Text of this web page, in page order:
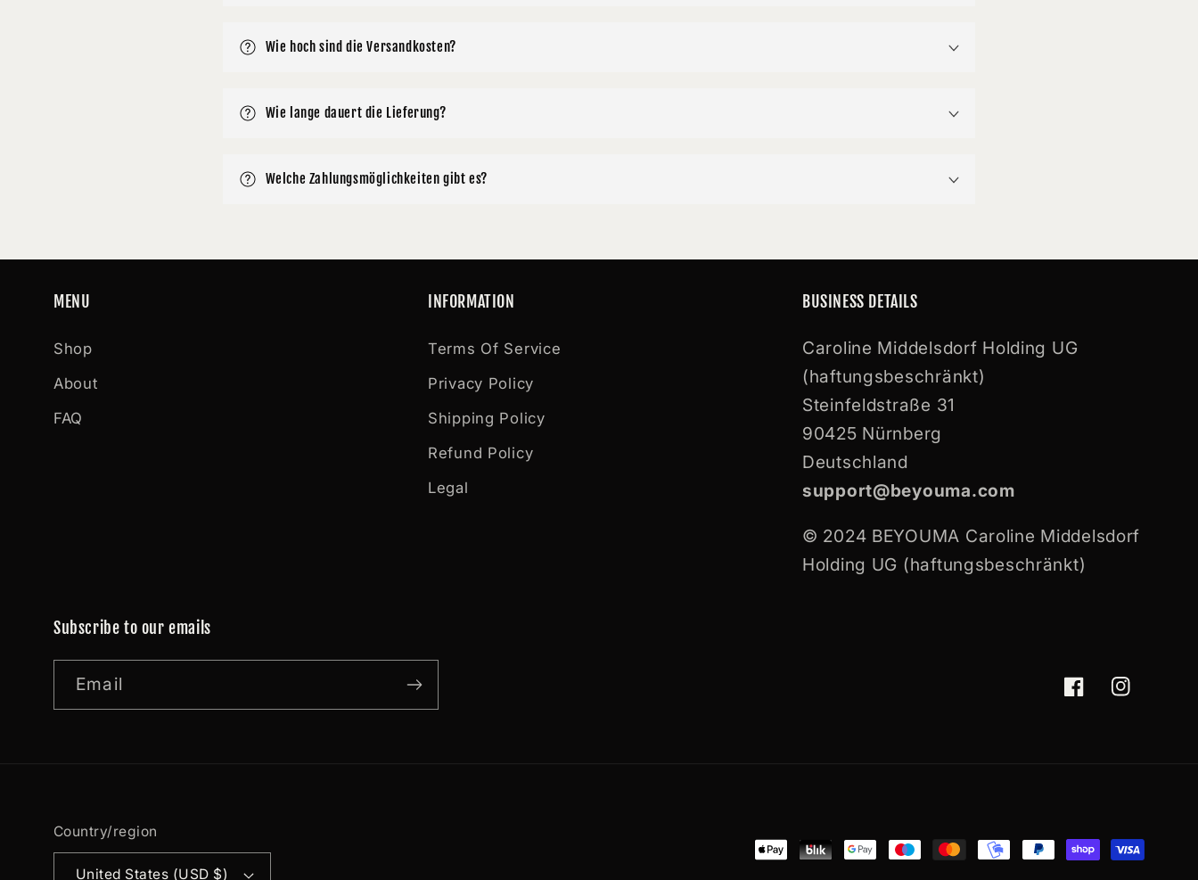
Wie hoch sind die Versandkosten?
Wie lange dauert die Lieferung?
Welche Zahlungsmöglichkeiten gibt es?
MENU
Shop
About
FAQ
INFORMATION
Terms Of Service
Privacy Policy
Shipping Policy
Refund Policy
Legal
BUSINESS DETAILS
Caroline Middelsdorf Holding UG
(haftungsbeschränkt)
Steinfeldstraße 31
90425 Nürnberg
Deutschland
support@beyouma.com
© 2024 BEYOUMA Caroline Middelsdorf
Holding UG (haftungsbeschränkt)
Subscribe to our emails
Email
FacebookInstagram
Country/region
United States (USD $)
Payment